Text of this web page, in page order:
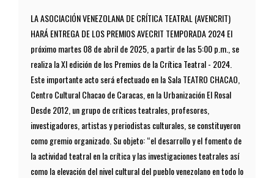
LA ASOCIACIÓN VENEZOLANA DE CRÍTICA TEATRAL (AVENCRIT)
HARÁ ENTREGA DE LOS PREMIOS AVECRIT TEMPORADA 2024 El
próximo martes 08 de abril de 2025, a partir de las 5:00 p.m., se
realiza la XI edición de los Premios de la Crítica Teatral - 2024.
Este importante acto será efectuado en la Sala TEATRO CHACAO,
Centro Cultural Chacao de Caracas, en la Urbanización El Rosal
Desde 2012, un grupo de críticos teatrales, profesores,
investigadores, artistas y periodistas culturales, se constituyeron
como gremio organizado. Su objeto: “el desarrollo y el fomento de
la actividad teatral en la crítica y las investigaciones teatrales así
como la elevación del nivel cultural del pueblo venezolano en todo lo